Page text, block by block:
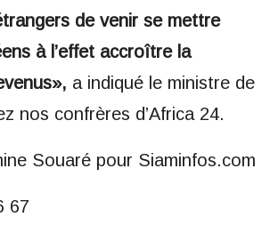
de venir se mettre
à l’effet accroître la
a indiqué le ministre de
nos confrères d’Africa 24.
Souaré pour Siaminfos.com
67